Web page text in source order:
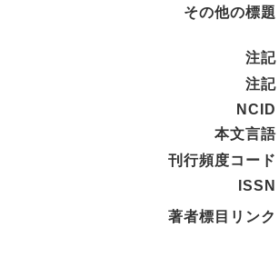
その他の標題
注記
注記
NCID
本文言語
刊行頻度コード
ISSN
著者標目リンク